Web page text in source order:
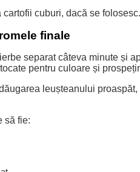
cartofii cuburi, dacă se folosesc.
finale
separat câteva minute și
pentru culoare și
leușteanului
să fie: